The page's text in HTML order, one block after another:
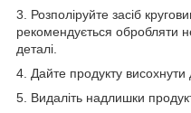
3. Розполіруйте засіб
рекомендується обробляти
деталі.
4. Дайте продукту висохнути
5. Видаліть надлишки